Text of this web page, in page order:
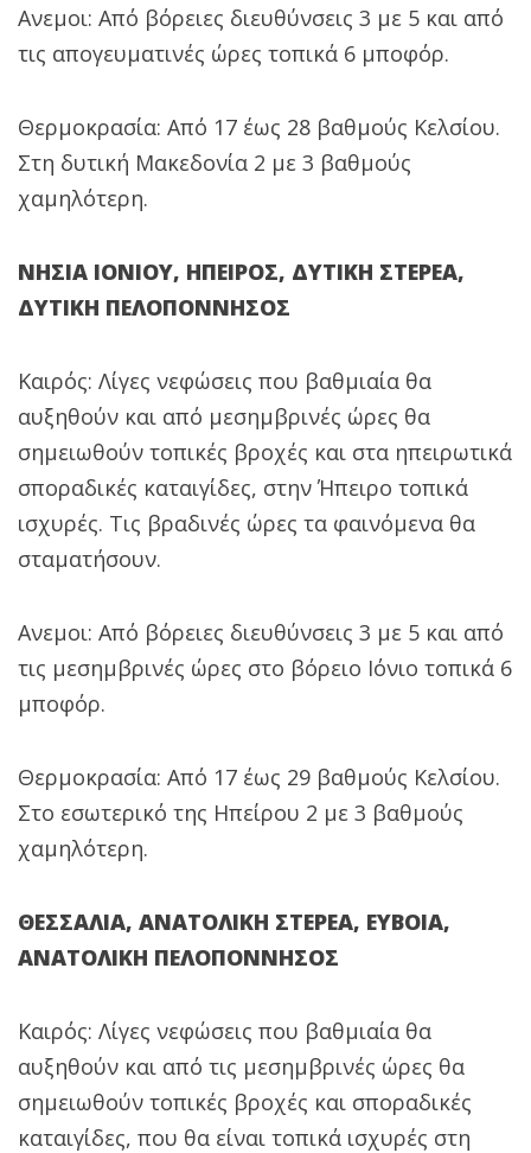
Ανεμοι: Από βόρειες διευθύνσεις 3 με 5 και από
τις απογευματινές ώρες τοπικά 6 μποφόρ.
Θερμοκρασία: Από 17 έως 28 βαθμούς Κελσίου.
Στη δυτική Μακεδονία 2 με 3 βαθμούς
χαμηλότερη.
ΝΗΣΙΑ ΙΟΝΙΟΥ, ΗΠΕΙΡΟΣ, ΔΥΤΙΚΗ ΣΤΕΡΕΑ,
ΔΥΤΙΚΗ ΠΕΛΟΠΟΝΝΗΣΟΣ
Καιρός: Λίγες νεφώσεις που βαθμιαία θα
αυξηθούν και από μεσημβρινές ώρες θα
σημειωθούν τοπικές βροχές και στα ηπειρωτικά
σποραδικές καταιγίδες, στην Ήπειρο τοπικά
ισχυρές. Τις βραδινές ώρες τα φαινόμενα θα
σταματήσουν.
Ανεμοι: Από βόρειες διευθύνσεις 3 με 5 και από
τις μεσημβρινές ώρες στο βόρειο Ιόνιο τοπικά 6
μποφόρ.
Θερμοκρασία: Από 17 έως 29 βαθμούς Κελσίου.
Στο εσωτερικό της Ηπείρου 2 με 3 βαθμούς
χαμηλότερη.
ΘΕΣΣΑΛΙΑ, ΑΝΑΤΟΛΙΚΗ ΣΤΕΡΕΑ, ΕΥΒΟΙΑ,
ΑΝΑΤΟΛΙΚΗ ΠΕΛΟΠΟΝΝΗΣΟΣ
Καιρός: Λίγες νεφώσεις που βαθμιαία θα
αυξηθούν και από τις μεσημβρινές ώρες θα
σημειωθούν τοπικές βροχές και σποραδικές
καταιγίδες, που θα είναι τοπικά ισχυρές στη